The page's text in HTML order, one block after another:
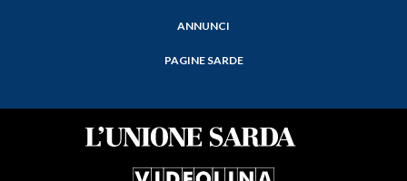
ANNUNCI
PAGINE SARDE